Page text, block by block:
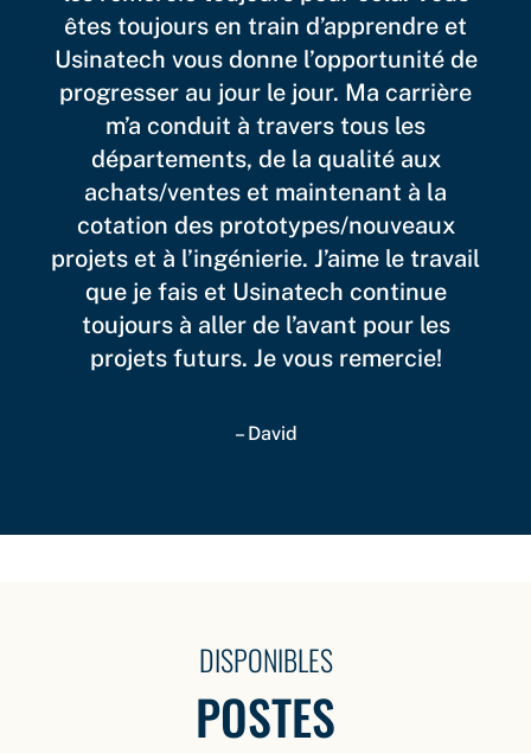
– David
êtes toujours en train d’apprendre et
Usinatech vous donne l’opportunité de
progresser au jour le jour. Ma carrière
m’a conduit à travers tous les
départements, de la qualité aux
achats/ventes et maintenant à la
cotation des prototypes/nouveaux
projets et à l’ingénierie. J’aime le travail
que je fais et Usinatech continue
toujours à aller de l’avant pour les
projets futurs. Je vous remercie!
DISPONIBLES
POSTES